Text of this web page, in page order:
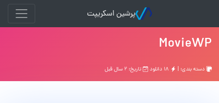
پرشین اسکریپت
MovieWP
دسته بندی: | تاریخ: ۲ سال قبل